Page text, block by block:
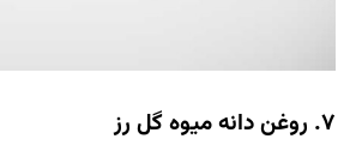
7. روغن دانه میوه گل رز